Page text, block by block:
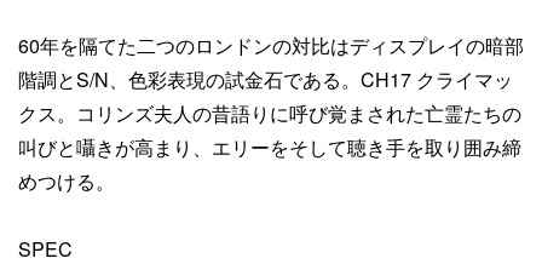
60年を隔てた二つのロンドンの対比はディスプレイの暗部
階調とS/N、色彩表現の試金石である。CH17 クライマッ
クス。コリンズ夫人の昔語りに呼び覚まされた亡霊たちの
叫びと囁きが高まり、エリーをそして聴き手を取り囲み締
めつける。
SPEC